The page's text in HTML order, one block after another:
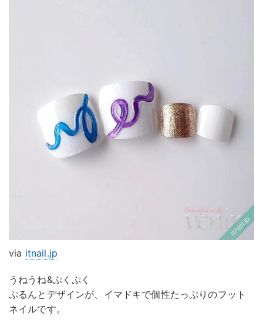
via itnail.jp
うねうね&ぷくぷく
ぷるんとデザインが、イマドキで個性たっぷりのフット
ネイルです。